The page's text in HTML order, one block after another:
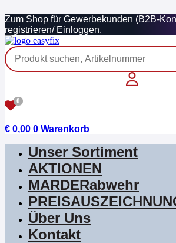
Inhalt
springen
Zum Shop für Gewerbekunden (B2B-
registrieren/ Einloggen.
0
€ 0,00 0 Warenkorb
Unser Sortiment
AKTIONEN
MARDERabwehr
Über Uns
Kontakt